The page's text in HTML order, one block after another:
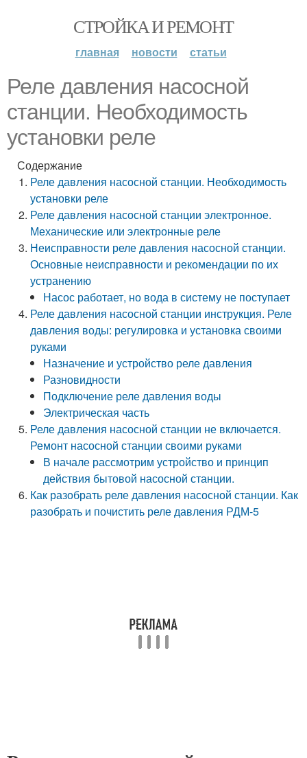
СТРОЙКА И РЕМОНТ
главная новости статьи
Реле давления насосной
станции. Необходимость
установки реле
Содержание
Реле давления насосной станции. Необходимость
установки реле
Реле давления насосной станции электронное.
Механические или электронные реле
Неисправности реле давления насосной станции.
Основные неисправности и рекомендации по их
устранению
Насос работает, но вода в систему не поступает
Реле давления насосной станции инструкция. Реле
давления воды: регулировка и установка своими
руками
Назначение и устройство реле давления
Разновидности
Подключение реле давления воды
Электрическая часть
Реле давления насосной станции не включается.
Ремонт насосной станции своими руками
В начале рассмотрим устройство и принцип
действия бытовой насосной станции.
Как разобрать реле давления насосной станции. Как
разобрать и почистить реле давления РДМ-5